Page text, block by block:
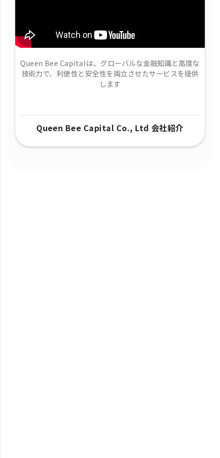
Queen Bee Capitalは、グローバルな金融知識と高度な
技術力で、​利便性と安全性を両立させたサービスを提供
します
Queen Bee Capital Co., Ltd 会社紹介